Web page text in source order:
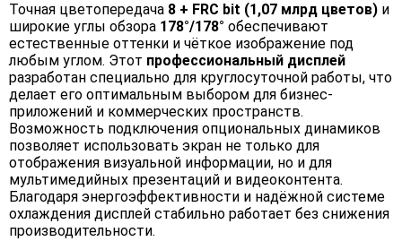
Точная цветопередача 8 + FRC bit (1,07 млрд цветов) и
широкие углы обзора 178°/178° обеспечивают
естественные оттенки и чёткое изображение под
любым углом. Этот профессиональный дисплей
разработан специально для круглосуточной работы, что
делает его оптимальным выбором для бизнес-
приложений и коммерческих пространств.
Возможность подключения опциональных динамиков
позволяет использовать экран не только для
отображения визуальной информации, но и для
мультимедийных презентаций и видеоконтента.
Благодаря энергоэффективности и надёжной системе
охлаждения дисплей стабильно работает без снижения
производительности.